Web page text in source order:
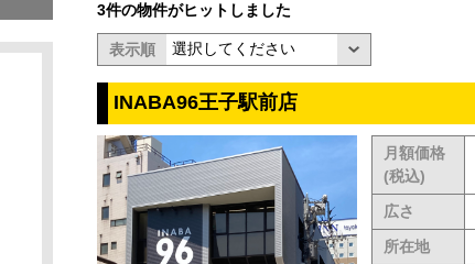
3件の物件がヒットしました
表示順
INABA96王子駅前店
月額価格
(税込)
広さ
所在地